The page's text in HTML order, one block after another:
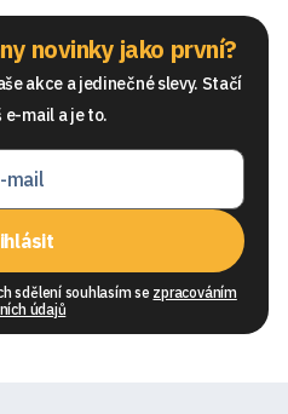
novinky jako první?
akce a jedinečné slevy. Stačí
e-mail a je to.
sdělení souhlasím se zpracováním
údajů